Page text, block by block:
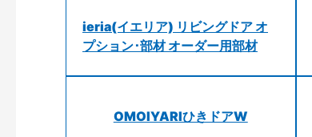
ieria(イエリア) リビングドア オ
プション･部材 オーダー用部材
OMOIYARIひきドアW